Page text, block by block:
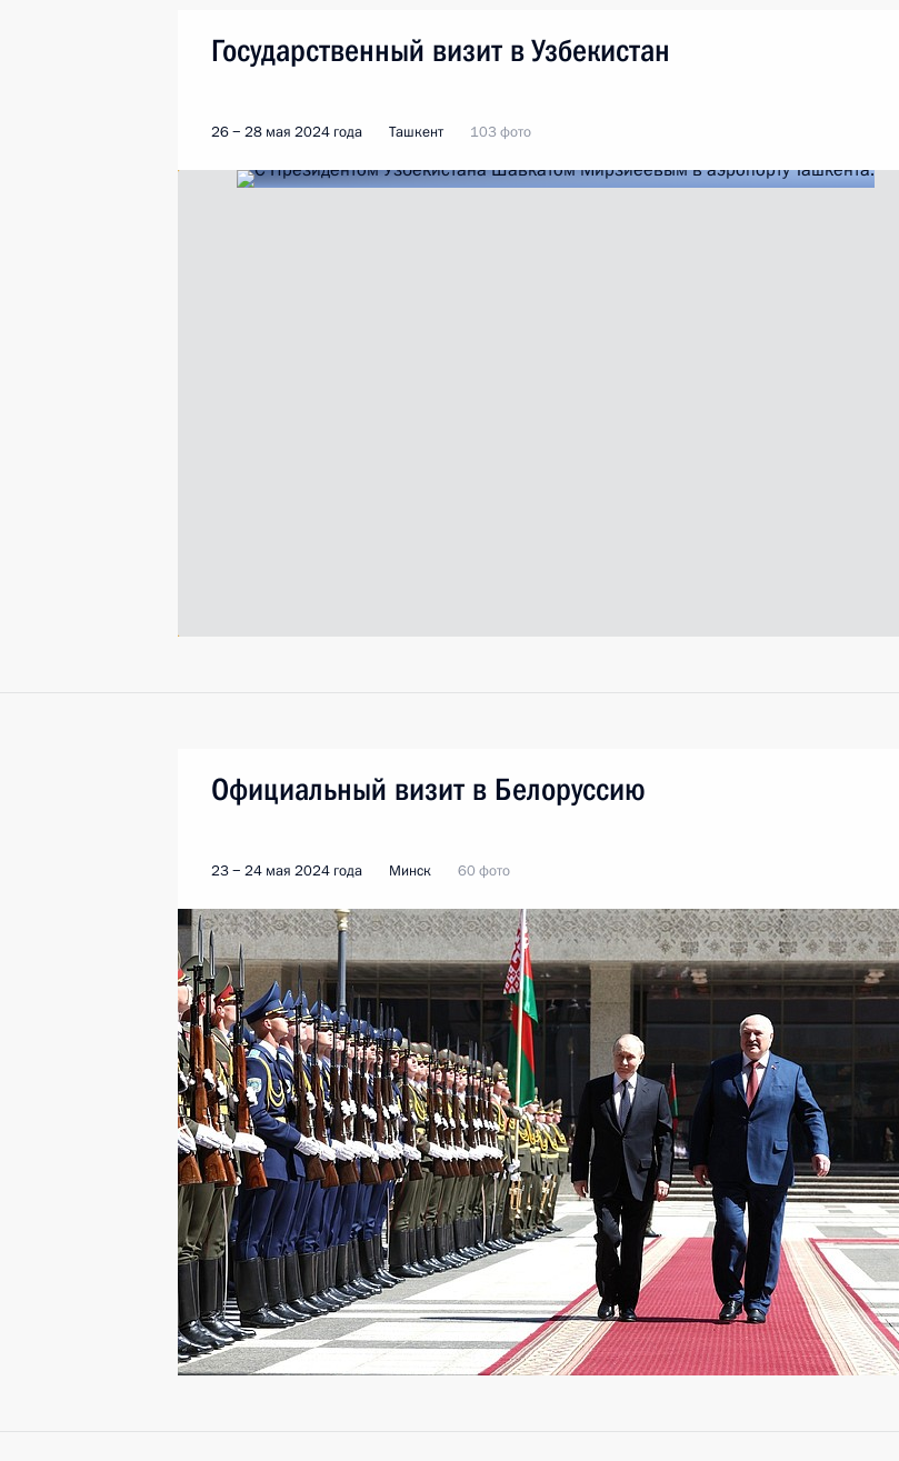
Государственный визит в Узбекистан
26 − 28 мая 2024 года Ташкент 103 фото
Официальный визит в Белоруссию
23 − 24 мая 2024 года Минск 60 фото